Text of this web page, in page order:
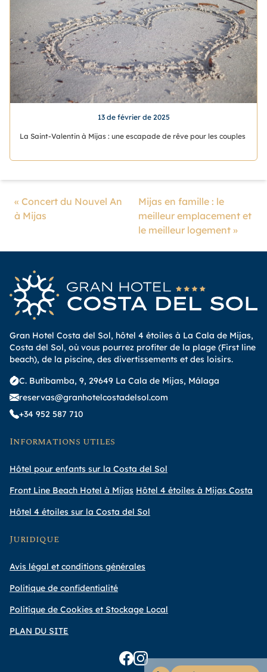
13 de février de 2025
La Saint-Valentin à Mijas : une escapade de rêve pour les couples
« Concert du Nouvel An
à Mijas
Mijas en famille : le
meilleur emplacement et
le meilleur logement »
Gran Hotel Costa del Sol, hôtel 4 étoiles à La Cala de Mijas,
Costa del Sol, où vous pourrez profiter de la plage (First line
beach), de la piscine, des divertissements et des loisirs.
C. Butibamba, 9, 29649 La Cala de Mijas, Málaga
reservas@granhotelcostadelsol.com
+34 952 587 710
Informations utiles
Hôtel pour enfants sur la Costa del Sol
Front Line Beach Hotel à Mijas Hôtel 4 étoiles à Mijas Costa
Hôtel 4 étoiles sur la Costa del Sol
Juridique
Avis légal et conditions générales
Politique de confidentialité
Politique de Cookies et Stockage Local
PLAN DU SITE